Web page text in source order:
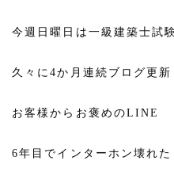
今週日曜日は一級建築士試験
久々に4か月連続ブログ更新
お客様からお褒めのLINE
6年目でインターホン壊れた